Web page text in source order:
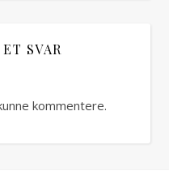
SVAR
kommentere.